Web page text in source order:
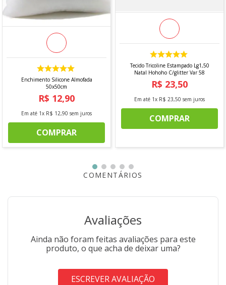
1 CASCATA ESTRELA C/LUA 138 LEDS BCO QUENTE 110
VOLTS (PA2061BQ)
Imagens meramente ilustrativas
As cores e detalhes podem variar entre as imagens
mostradas acima e o produto físico.
Enchimento Silicone Almofada
50x50cm
R$ 12,90
Em até 1x R$ 12,90 sem juros
COMPRAR
Tecido Tricoline Estampado Lg1,50
Natal Hohoho C/glitter Var 58
R$ 23,50
Em até 1x R$ 23,50 sem juros
COMPRAR
COMENTÁRIOS
Avaliações
Ainda não foram feitas avaliações para este
produto, o que acha de deixar uma?
ESCREVER AVALIAÇÃO